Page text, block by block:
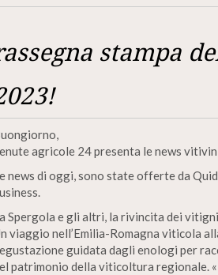
stampa
agricole 24 presenta le news
news di oggi, sono state offerte da
Spergola e gli altri, la rivincita dei
viaggio nell’Emilia-Romagna viticola
guidata dagli enologi per
patrimonio della viticoltura regionale.